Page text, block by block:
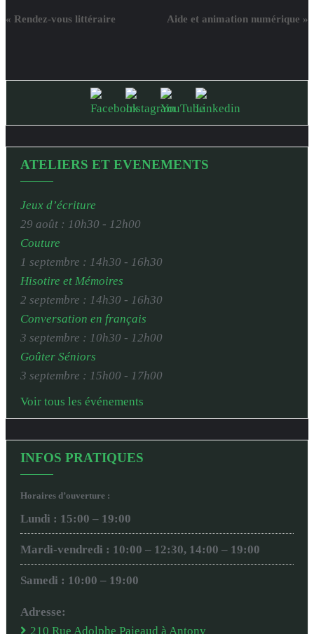
« Rendez-vous littéraire Aide et animation numérique »
ATELIERS ET EVENEMENTS
Jeux d’écriture
29 août : 10h30 - 12h00
Couture
1 septembre : 14h30 - 16h30
Hisotire et Mémoires
2 septembre : 14h30 - 16h30
Conversation en français
3 septembre : 10h30 - 12h00
Goûter Séniors
3 septembre : 15h00 - 17h00
Voir tous les événements
INFOS PRATIQUES
Horaires d’ouverture :
Lundi : 15:00 – 19:00
Mardi-vendredi : 10:00 – 12:30, 14:00 – 19:00
Samedi : 10:00 – 19:00
Adresse:
210 Rue Adolphe Pajeaud à Antony